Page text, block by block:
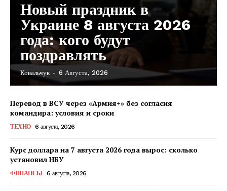
Новый праздник в
Украине 8 августа 2026
года: кого будут
поздравлять
Ковальчук - 6 Августа, 2026
Перевод в ВСУ через «Армия+» без согласия
командира: условия и сроки
ТЕХНО 6 августа, 2026
Курс доллара на 7 августа 2026 года вырос: сколько
установил НБУ
ФИНАНСЫ 6 августа, 2026